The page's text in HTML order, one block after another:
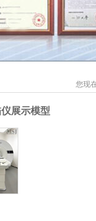
您现
展示模型